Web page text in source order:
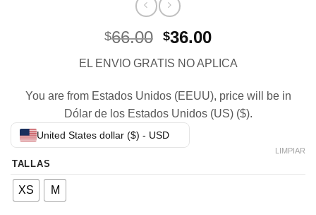
$66.00 El
original
era:
$66.00.
$36.00El
actual
es:
$36.00.
EL ENVIO GRATIS NO APLICA
You are from Estados Unidos (EEUU), price will be in
Dólar de los Estados Unidos (US) ($).
United States dollar ($) - USD
TALLAS
XS M
LIMPIAR